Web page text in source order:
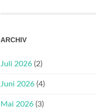
ARCHIV
Juli 2026 (2)
Juni 2026 (4)
Mai 2026 (3)